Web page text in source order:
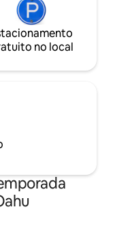
no local